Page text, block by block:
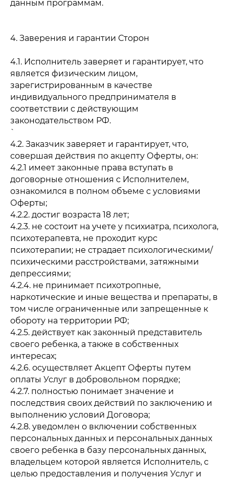
данным программам.
4. Заверения и гарантии Сторон
4.1. Исполнитель заверяет и гарантирует, что
является физическим лицом,
зарегистрированным в качестве
индивидуального предпринимателя в
соответствии с действующим
законодательством РФ.
4.2. Заказчик заверяет и гарантирует, что,
совершая действия по акцепту Оферты, он:
4.2.1 имеет законные права вступать в
договорные отношения с Исполнителем,
ознакомился в полном объеме с условиями
Оферты;
4.2.2. достиг возраста 18 лет;
4.2.3. не состоит на учете у психиатра, психолога,
психотерапевта, не проходит курс
психотерапии; не страдает психологическими/
психическими расстройствами, затяжными
депрессиями;
4.2.4. не принимает психотропные,
наркотические и иные вещества и препараты, в
том числе ограниченные или запрещенные к
обороту на территории РФ;
4.2.5. действует как законный представитель
своего ребенка, а также в собственных
интересах;
4.2.6. осуществляет Акцепт Оферты путем
оплаты Услуг в добровольном порядке;
4.2.7. полностью понимает значение и
последствия своих действий по заключению и
выполнению условий Договора;
4.2.8. уведомлен о включении собственных
персональных данных и персональных данных
своего ребенка в базу персональных данных,
владельцем которой является Исполнитель, с
целью предоставления и получения Услуг и